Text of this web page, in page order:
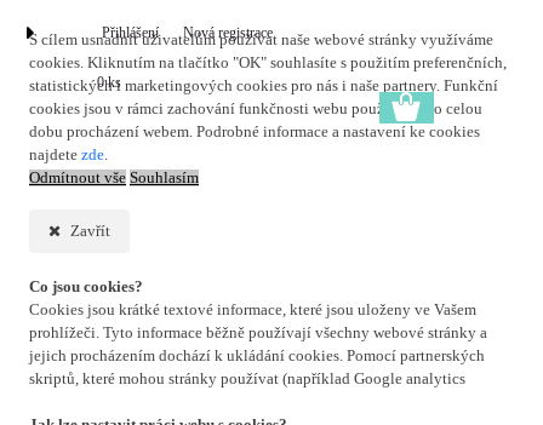
S cílem usnadnit uživatelům používat naše webové stránky využíváme
cookies. Kliknutím na tlačítko "OK" souhlasíte s použitím preferenčních,
statistických i marketingových cookies pro nás i naše partnery. Funkční
cookies jsou v rámci zachování funkčnosti webu používány po celou
dobu procházení webem. Podrobné informace a nastavení ke cookies
najdete zde.
Odmítnout vše Souhlasím
Zavřít
Co jsou cookies?
Cookies jsou krátké textové informace, které jsou uloženy ve Vašem
prohlížeči. Tyto informace běžně používají všechny webové stránky a
jejich procházením dochází k ukládání cookies. Pomocí partnerských
skriptů, které mohou stránky používat (například Google analytics
Přihlášení Nová registrace
0 ks